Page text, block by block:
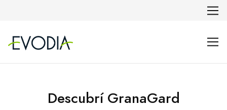
Descubrí GranaGard